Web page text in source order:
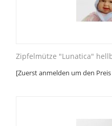
Zipfelmütze "Lunatica"
[Zuerst anmelden um den